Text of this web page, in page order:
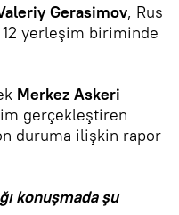
Gerasimov, Rus
yerleşim biriminde
Merkez Askeri
gerçekleştiren
duruma ilişkin rapor
konuşmada şu